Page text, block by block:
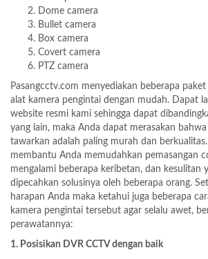
Dome camera
Bullet camera
Box camera
Covert camera
PTZ camera
Pasangcctv.com menyediakan beberapa
alat kamera pengintai dengan mudah. Dapat
website resmi kami sehingga dapat
yang lain, maka Anda dapat merasakan
tawarkan adalah paling murah dan
membantu Anda memudahkan pemasangan
mengalami beberapa keribetan, dan kesulitan
dipecahkan solusinya oleh beberapa orang.
harapan Anda maka ketahui juga beberapa
kamera pengintai tersebut agar selalu awet,
perawatannya:
1. Posisikan DVR CCTV dengan baik